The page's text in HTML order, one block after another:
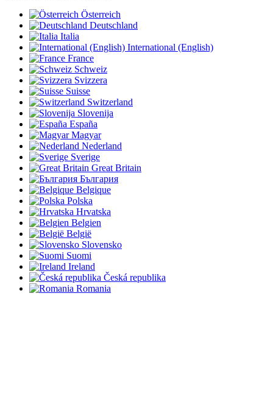
Österreich
Deutschland
Italia
International (English)
France
Schweiz
Svizzera
Suisse
Switzerland
Slovenija
España
Magyar
Nederland
Sverige
Great Britain
България
Belgique
Polska
Hrvatska
Belgien
België
Slovensko
Suomi
Ireland
Česká republika
Romania